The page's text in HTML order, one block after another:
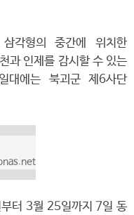
각형의 중간에 위치한
과 인제를 감시할 수 있는
대에는 북괴군 제6사단
터 3월 25일까지 7일 동